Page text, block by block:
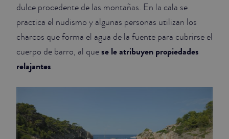
dulce procedente de las montañas. En la cala se
practica el nudismo y algunas personas utilizan los
charcos que forma el agua de la fuente para cubrirse el
cuerpo de barro, al quese le atribuyen propiedades
relajantes.